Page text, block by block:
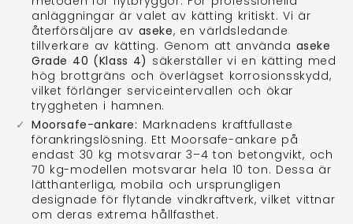
anläggningar är valet av kätting kritiskt. Vi är
återförsäljare av aseke, en världsledande
tillverkare av kätting. Genom att använda aseke
Grade 40 (Klass 4) säkerställer vi en kätting med
hög brottgräns och överlägset korrosionsskydd,
vilket förlänger serviceintervallen och ökar
tryggheten i hamnen.
Moorsafe-ankare: Marknadens kraftfullaste
förankringslösning. Ett Moorsafe-ankare på
endast 30 kg motsvarar 3–4 ton betongvikt, och
70 kg-modellen motsvarar hela 10 ton. Dessa är
lätthanterliga, mobila och ursprungligen
designade för flytande vindkraftverk, vilket vittnar
om deras extrema hållfasthet.